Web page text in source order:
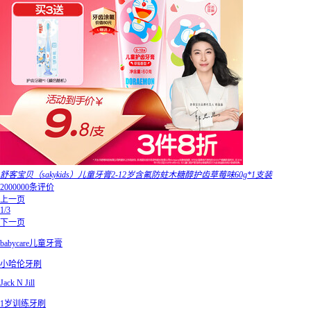
舒客宝贝（sakykids）儿童牙膏2-12岁含氟防蛀木糖醇护齿草莓味60g*1支装
2000000条评价
上一页
1/3
下一页
babycare儿童牙膏
小哈伦牙刷
Jack N Jill
1岁训练牙刷